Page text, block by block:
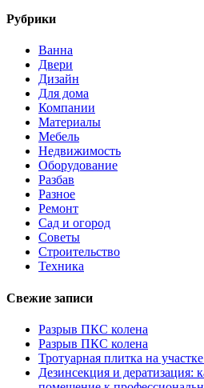
Рубрики
Ванна
Двери
Дизайн
Для дома
Компании
Материалы
Мебель
Недвижимость
Оборудование
Разбав
Разное
Ремонт
Сад и огород
Советы
Строительство
Техника
Свежие записи
Разрыв ПКС колена
Разрыв ПКС колена
Тротуарная плитка на
Дезинсекция и дератизация: